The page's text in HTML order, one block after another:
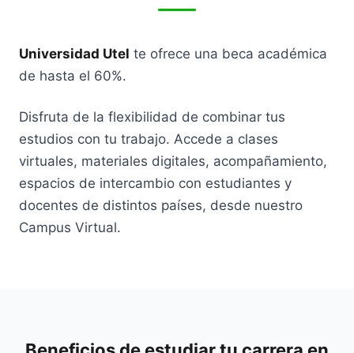
Universidad Utel te ofrece una beca académica
de hasta el 60%.
Disfruta de la flexibilidad de combinar tus
estudios con tu trabajo. Accede a clases
virtuales, materiales digitales, acompañamiento,
espacios de intercambio con estudiantes y
docentes de distintos países, desde nuestro
Campus Virtual.